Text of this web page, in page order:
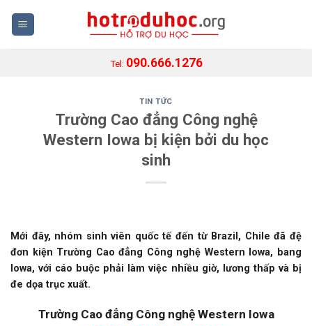
Tel: 090.666.1276
TIN TỨC
Trường Cao đẳng Công nghệ
Western Iowa bị kiện bởi du học
sinh
Mới đây, nhóm sinh viên quốc tế đến từ Brazil, Chile đã đệ
đơn kiện Trường Cao đẳng Công nghệ Western Iowa, bang
Iowa, với cáo buộc phải làm việc nhiều giờ, lương thấp và bị
đe dọa trục xuất.
Trường Cao đẳng Công nghệ Western Iowa